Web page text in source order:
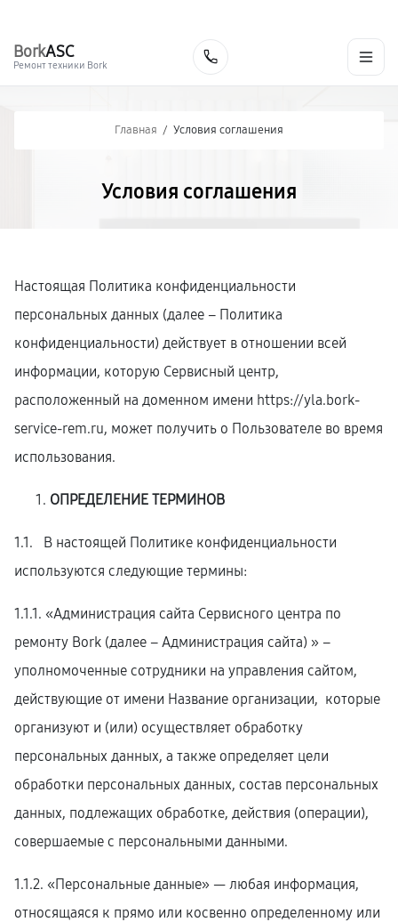
BorkASC
Ремонт техники Bork
Главная / Условия соглашения
Условия соглашения
Настоящая Политика конфиденциальности
персональных данных (далее – Политика
конфиденциальности) действует в отношении всей
информации, которую Сервисный центр,
расположенный на доменном имени https://yla.bork-
service-rem.ru, может получить о Пользователе во время
использования.
ОПРЕДЕЛЕНИЕ ТЕРМИНОВ
1.1. В настоящей Политике конфиденциальности
используются следующие термины:
1.1.1. «Администрация сайта Сервисного центра по
ремонту Bork (далее – Администрация сайта) » –
уполномоченные сотрудники на управления сайтом,
действующие от имени Название организации, которые
организуют и (или) осуществляет обработку
персональных данных, а также определяет цели
обработки персональных данных, состав персональных
данных, подлежащих обработке, действия (операции),
совершаемые с персональными данными.
1.1.2. «Персональные данные» — любая информация,
относящаяся к прямо или косвенно определенному или